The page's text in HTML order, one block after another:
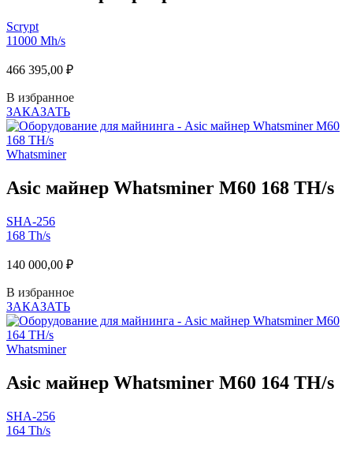
Scrypt
11000 Mh/s
466 395,00 ₽
В избранное
ЗАКАЗАТЬ
Whatsminer
Asic майнер Whatsminer M60 168 TH/s
SHA-256
168 Th/s
140 000,00 ₽
В избранное
ЗАКАЗАТЬ
Whatsminer
Asic майнер Whatsminer M60 164 TH/s
SHA-256
164 Th/s